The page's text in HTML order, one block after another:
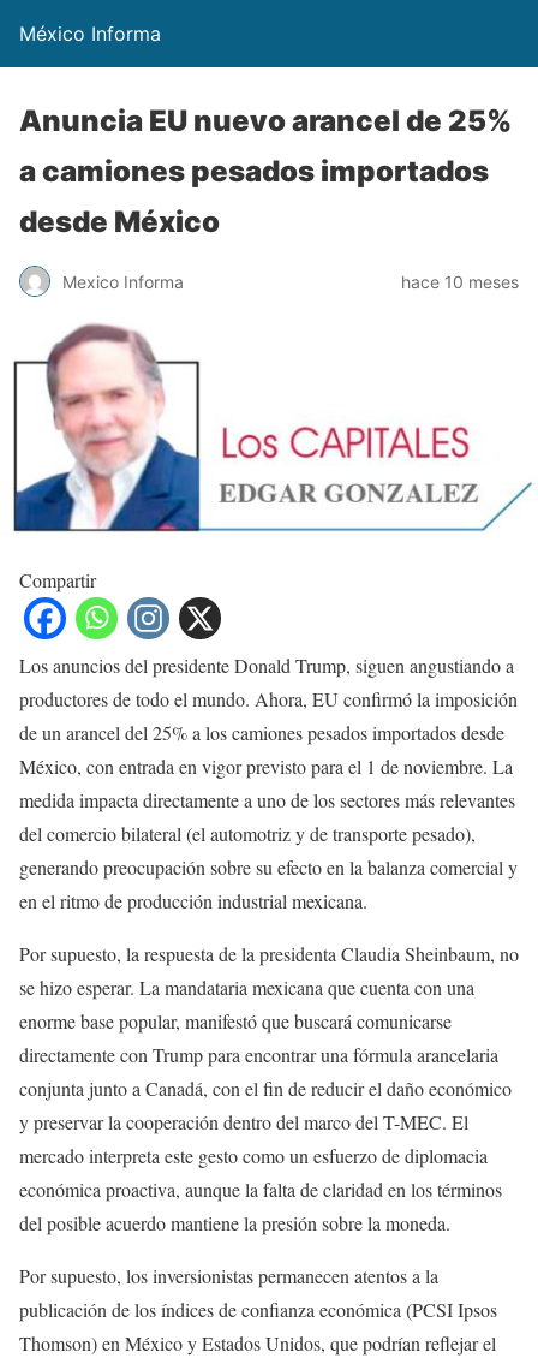
México Informa
Anuncia EU nuevo arancel de 25%
a camiones pesados importados
desde México
Mexico Informa hace 10 meses
Compartir
Los anuncios del presidente Donald Trump, siguen angustiando a
productores de todo el mundo. Ahora, EU confirmó la imposición
de un arancel del 25% a los camiones pesados importados desde
México, con entrada en vigor previsto para el 1 de noviembre. La
medida impacta directamente a uno de los sectores más relevantes
del comercio bilateral (el automotriz y de transporte pesado),
generando preocupación sobre su efecto en la balanza comercial y
en el ritmo de producción industrial mexicana.
Por supuesto, la respuesta de la presidenta Claudia Sheinbaum, no
se hizo esperar. La mandataria mexicana que cuenta con una
enorme base popular, manifestó que buscará comunicarse
directamente con Trump para encontrar una fórmula arancelaria
conjunta junto a Canadá, con el fin de reducir el daño económico
y preservar la cooperación dentro del marco del T-MEC. El
mercado interpreta este gesto como un esfuerzo de diplomacia
económica proactiva, aunque la falta de claridad en los términos
del posible acuerdo mantiene la presión sobre la moneda.
Por supuesto, los inversionistas permanecen atentos a la
publicación de los índices de confianza económica (PCSI Ipsos
Thomson) en México y Estados Unidos, que podrían reflejar el